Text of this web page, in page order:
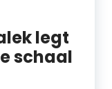
legt
schaal